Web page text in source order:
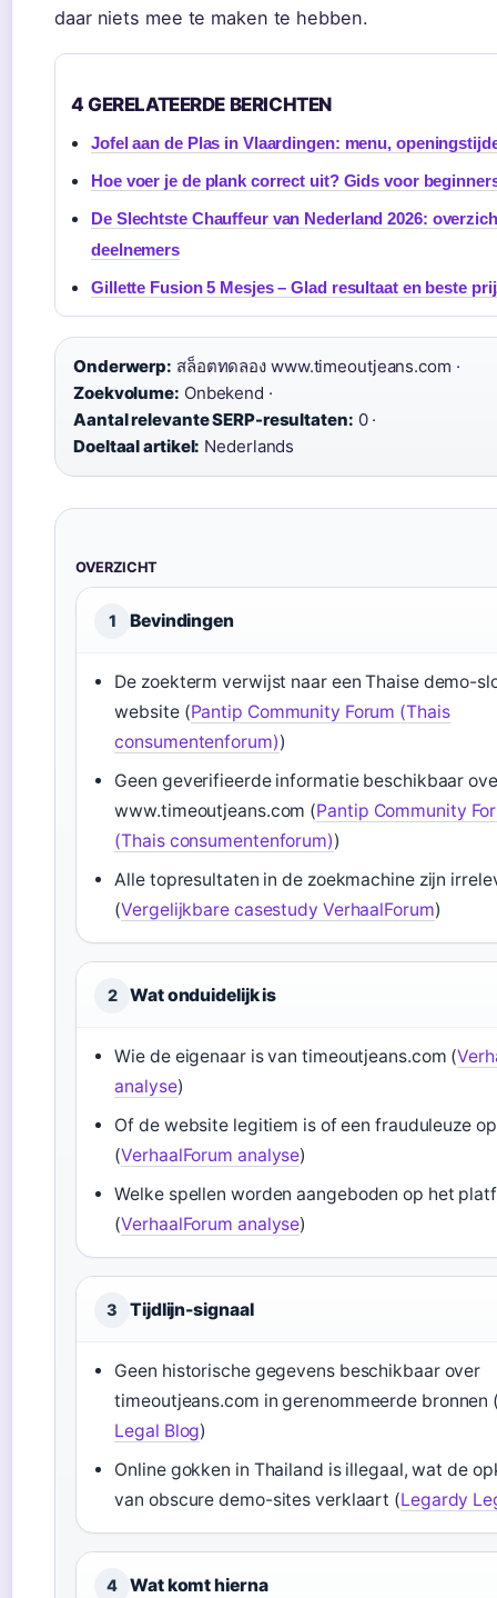
daar niets mee te maken te hebben.
4 GERELATEERDE BERICHTEN
Jofel aan de Plas in Vlaardingen: menu,
Hoe voer je de plank correct uit? Gids voor
De Slechtste Chauffeur van Nederland 2026:
deelnemers
Gillette Fusion 5 Mesjes – Glad resultaat en beste
Onderwerp: สล็อตทดลอง www.timeoutjeans.com ·
Zoekvolume: Onbekend ·
Aantal relevante SERP-resultaten: 0 ·
Doeltaal artikel: Nederlands
OVERZICHT
1 Bevindingen
De zoekterm verwijst naar een Thaise demo-
website (Pantip Community Forum (Thais
consumentenforum))
Geen geverifieerde informatie beschikbaar
www.timeoutjeans.com (Pantip Community
(Thais consumentenforum))
Alle topresultaten in de zoekmachine zijn
(Vergelijkbare casestudy VerhaalForum)
2 Wat onduidelijk is
Wie de eigenaar is van timeoutjeans.com (
analyse)
Of de website legitiem is of een frauduleuze
(VerhaalForum analyse)
Welke spellen worden aangeboden op het
(VerhaalForum analyse)
3 Tijdlijn-signaal
Geen historische gegevens beschikbaar over
timeoutjeans.com in gerenommeerde bronnen
Legal Blog)
Online gokken in Thailand is illegaal, wat de
van obscure demo-sites verklaart (Legardy
4 Wat komt hierna